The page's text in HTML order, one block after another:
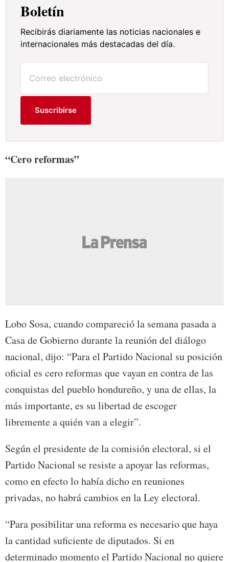
Boletín
Recibirás diariamente las noticias nacionales e
internacionales más destacadas del día.
Suscribirse
“Cero reformas”
Lobo Sosa, cuando compareció la semana pasada a
Casa de Gobierno durante la reunión del diálogo
nacional, dijo: “Para el Partido Nacional su posición
oficial es cero reformas que vayan en contra de las
conquistas del pueblo hondureño, y una de ellas, la
más importante, es su libertad de escoger
libremente a quién van a elegir”.
Según el presidente de la comisión electoral, si el
Partido Nacional se resiste a apoyar las reformas,
como en efecto lo había dicho en reuniones
privadas, no habrá cambios en la Ley electoral.
“Para posibilitar una reforma es necesario que haya
la cantidad suficiente de diputados. Si en
determinado momento el Partido Nacional no quiere